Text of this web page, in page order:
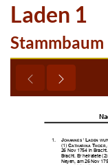
Laden 1
Stammbaum
    
    
